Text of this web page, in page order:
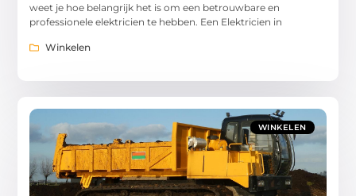
weet je hoe belangrijk het is om een betrouwbare en
professionele elektricien te hebben. Een Elektricien in
Winkelen
WINKELEN